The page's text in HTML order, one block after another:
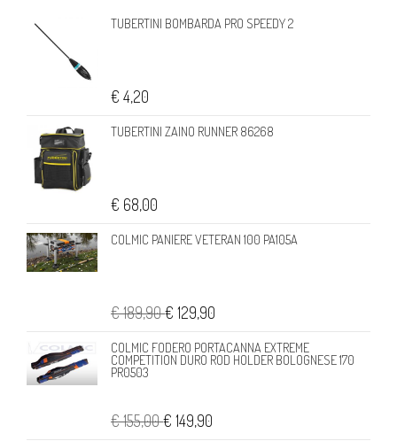
TUBERTINI BOMBARDA PRO SPEEDY 2
€ 4,20
TUBERTINI ZAINO RUNNER 86268
€ 68,00
COLMIC PANIERE VETERAN 100 PA105A
€ 189,90€ 129,90
COLMIC FODERO PORTACANNA EXTREME
COMPETITION DURO ROD HOLDER BOLOGNESE 170
PR0503
€ 155,00€ 149,90